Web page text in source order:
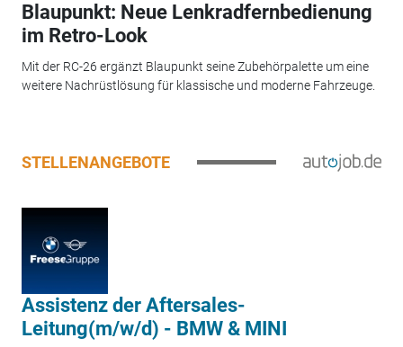
Blaupunkt: Neue Lenkradfernbedienung
im Retro-Look
Mit der RC-26 ergänzt Blaupunkt seine Zubehörpalette um eine
weitere Nachrüstlösung für klassische und moderne Fahrzeuge.
STELLENANGEBOTE
Assistenz der Aftersales-
Leitung(m/w/d) - BMW & MINI